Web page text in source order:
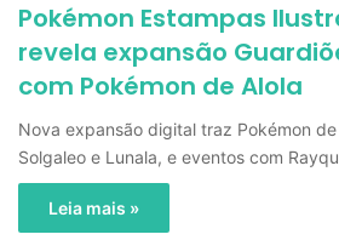
Pokémon Estampas
revela expansão
com Pokémon de Alola
Nova expansão digital traz Pokémon
Solgaleo e Lunala, e eventos com
Leia mais »